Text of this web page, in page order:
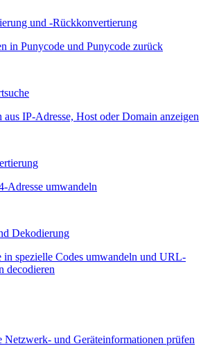
und -Rückkonvertierung
in Punycode und Punycode zurück
IP-Adresse, Host oder Domain anzeigen
Adresse umwandeln
Dekodierung
in spezielle Codes umwandeln und URL-
decodieren
Netzwerk- und Geräteinformationen prüfen